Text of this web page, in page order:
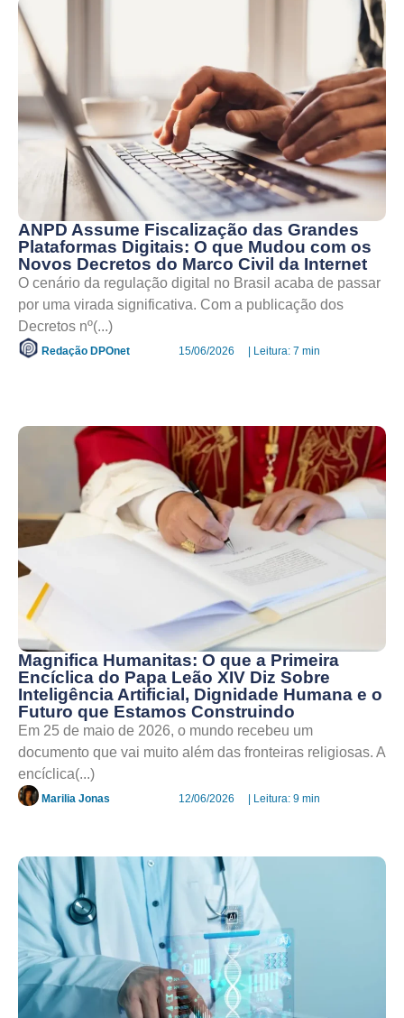
ANPD Assume Fiscalização das Grandes
Plataformas Digitais: O que Mudou com os
Novos Decretos do Marco Civil da Internet
O cenário da regulação digital no Brasil acaba de passar
por uma virada significativa. Com a publicação dos
Decretos nº(...)
Redação DPOnet 15/06/2026 | Leitura: 7 min
Magnifica Humanitas: O que a Primeira
Encíclica do Papa Leão XIV Diz Sobre
Inteligência Artificial, Dignidade Humana e o
Futuro que Estamos Construindo
Em 25 de maio de 2026, o mundo recebeu um
documento que vai muito além das fronteiras religiosas. A
encíclica(...)
Marilia Jonas 12/06/2026 | Leitura: 9 min